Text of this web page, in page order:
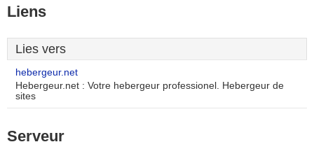
Liens
Lies vers
hebergeur.net
Hebergeur.net : Votre hebergeur professionel. Hebergeur de
sites
Serveur